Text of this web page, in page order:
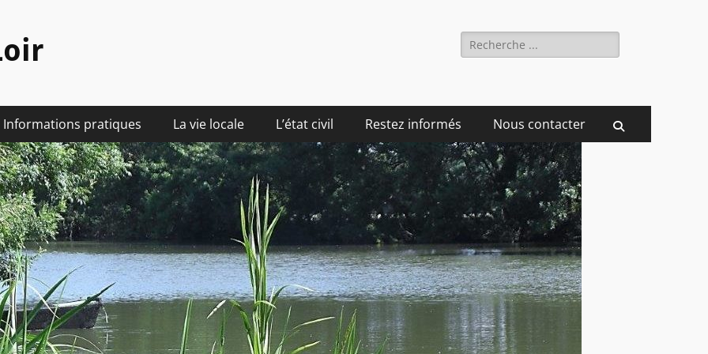
Rechercher :
Informations pratiques La vie locale L’état civil Restez informés Nous contacter